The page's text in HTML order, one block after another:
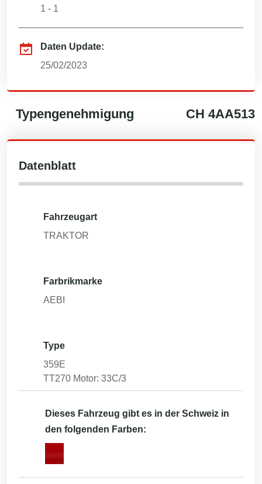
1 - 1
Daten Update:
25/02/2023
Typengenehmigung CH 4AA513
Datenblatt
Fahrzeugart
TRAKTOR
Farbrikmarke
AEBI
Type
359E
TT270 Motor: 33C/3
Dieses Fahrzeug gibt es in der Schweiz in
den folgenden Farben: